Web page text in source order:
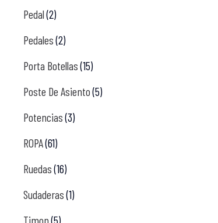
Pedal(2)
Pedales (2)
Porta Botellas (15)
Poste De Asiento (5)
Potencias (3)
ROPA(61)
Ruedas (16)
Sudaderas (1)
Timon (5)